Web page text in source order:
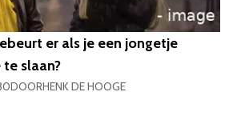
er als je een jongetje
slaan?
DOORHENK DE HOOGE